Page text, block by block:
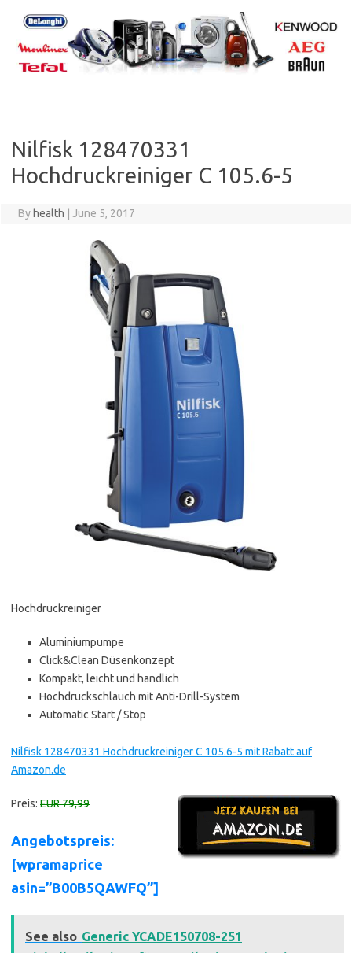
content
Nilfisk 128470331
Hochdruckreiniger C 105.6-5
By health June 5, 2017
Hochdruckreiniger
Aluminiumpumpe
Click&Clean Düsenkonzept
Kompakt, leicht und handlich
Hochdruckschlauch mit Anti-Drill-System
Automatic Start / Stop
Nilfisk 128470331 Hochdruckreiniger C 105.6-5 mit Rabatt auf
Amazon.de
Preis: EUR 79,99
Angebotspreis:
[wpramaprice
asin=”B00B5QAWFQ”]
See also Generic YCADE150708-251